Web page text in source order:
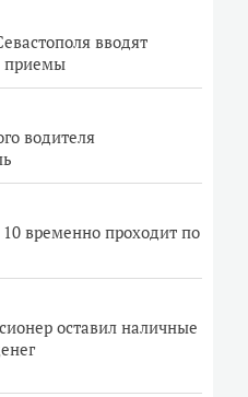
вводят
приемы
водителя
временно проходит по
оставил наличные